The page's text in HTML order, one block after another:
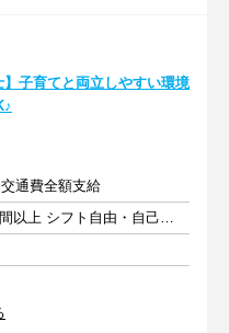
】子育てと両立しやすい環境
通費全額支給
週3日以上 1日8時間以上 シフト自由・自己申告